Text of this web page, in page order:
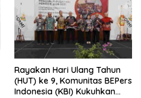
Rayakan Hari Ulang Tahun
(HUT) ke 9, Komunitas BEPers
Indonesia (KBI) Kukuhkan